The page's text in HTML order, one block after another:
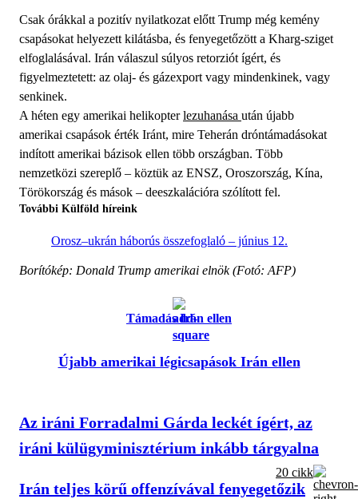
Csak órákkal a pozitív nyilatkozat előtt Trump még kemény
csapásokat helyezett kilátásba, és fenyegetőzött a Kharg-sziget
elfoglalásával. Irán válaszul súlyos retorziót ígért, és
figyelmeztetett: az olaj- és gázexport vagy mindenkinek, vagy
senkinek.
A héten egy amerikai helikopterlezuhanása után újabb
amerikai csapások érték Iránt, mire Teherán dróntámadásokat
indított amerikai bázisok ellen több országban. Több
nemzetközi szereplő – köztük az ENSZ, Oroszország, Kína,
Törökország és mások – deeszkalációra szólított fel.
További Külföld híreink
Orosz–ukrán háborús összefoglaló – június 12.
Borítókép: Donald Trump amerikai elnök (Fotó: AFP)
Támadás Irán ellen
Újabb amerikai légicsapások Irán ellen
Az iráni Forradalmi Gárda leckét ígért, az
iráni külügyminisztérium inkább tárgyalna
Irán teljes körű offenzívával fenyegetőzik
20 cikk